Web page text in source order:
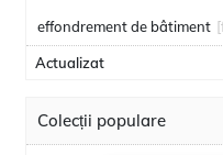
effondrement de bâtiment
Actualizat
Colecții populare